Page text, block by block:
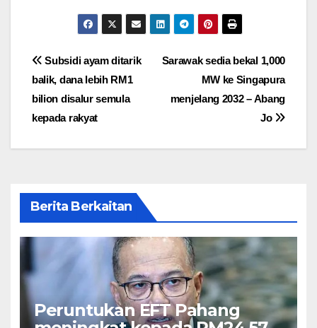
Post
navigation
Sarawak sedia bekal 1,000
MW ke Singapura
menjelang 2032 – Abang
Jo
Subsidi ayam ditarik
balik, dana lebih RM1
bilion disalur semula
kepada rakyat
Berita Berkaitan
Peruntukan EFT Pahang